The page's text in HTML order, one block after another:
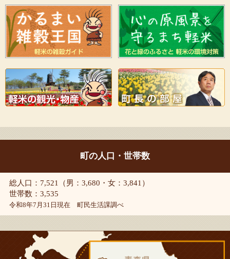
町の人口・世帯数
総人口：7,521（男：3,680・女：3,841）
世帯数：3,535
令和8年7月31日現在 町民生活課調べ